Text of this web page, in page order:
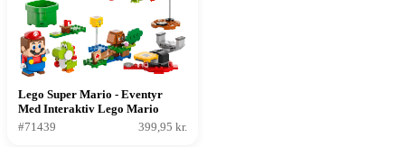
Lego Super Mario - Eventyr
Med Interaktiv Lego Mario
#71439
399,95 kr.